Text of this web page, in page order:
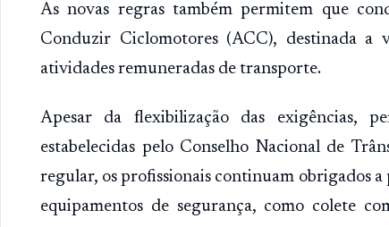
As novas regras também permitem que
Conduzir Ciclomotores (ACC), destinada a
atividades remuneradas de transporte.
Apesar da flexibilização das exigências,
estabelecidas pelo Conselho Nacional de
regular, os profissionais continuam obrigados
equipamentos de segurança, como colete